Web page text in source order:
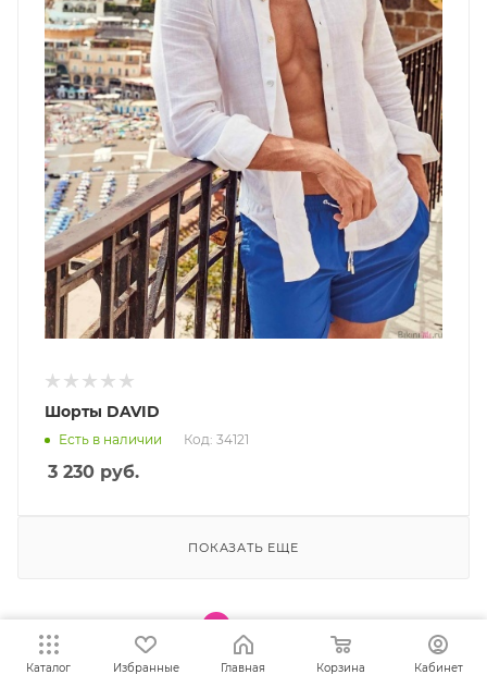
Шорты DAVID
Есть в наличии Код: 34121
3 230 руб.
ПОКАЗАТЬ ЕЩЕ
1 2
Каталог Избранные Главная Корзина Кабинет